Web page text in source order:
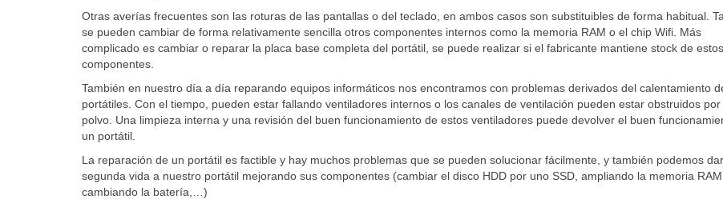
Otras averías frecuentes son las roturas de las pantallas o del teclado, en ambos casos son substituibles de forma habitual.
se pueden cambiar de forma relativamente sencilla otros componentes internos como la memoria RAM o el chip Wifi. Más
complicado es cambiar o reparar la placa base completa del portátil, se puede realizar si el fabricante mantiene stock de estos
componentes.
También en nuestro día a día reparando equipos informáticos nos encontramos con problemas derivados del calentamiento
portátiles. Con el tiempo, pueden estar fallando ventiladores internos o los canales de ventilación pueden estar obstruidos por
polvo. Una limpieza interna y una revisión del buen funcionamiento de estos ventiladores puede devolver el buen
un portátil.
La reparación de un portátil es factible y hay muchos problemas que se pueden solucionar fácilmente, y también podemos
segunda vida a nuestro portátil mejorando sus componentes (cambiar el disco HDD por uno SSD, ampliando la memoria RAM,
cambiando la batería,…)